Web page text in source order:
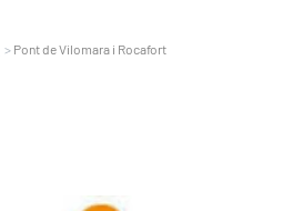
Pont de Vilomara i Rocafort